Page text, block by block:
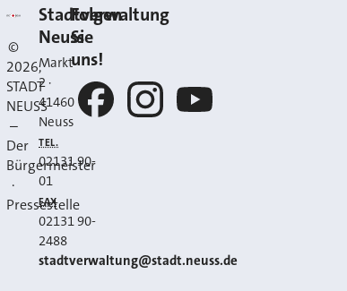
Stadt Neuss
©
2026,
STADT
NEUSS
–
Der
Bürgermeister
·
Pressestelle
Kontakt
Stadtverwaltung
Neuss
Markt
2 ·
41460
Neuss
TEL.
02131 90-
01
FAX
02131 90-
2488
E-MAIL
stadtverwaltung@stadt.neuss.de
Folgen
Sie
uns!